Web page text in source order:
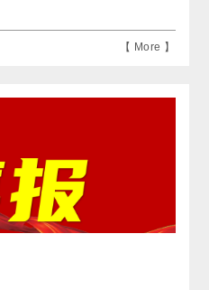
【 More 】